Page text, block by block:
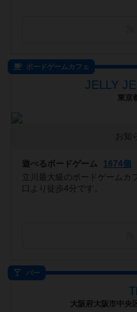
ボードゲームカフェ
JELLY
東京
お知
遊べるボードゲーム
1674個
立川最大級のボードゲームカ
口より徒歩4分です。
バー
大阪府大阪市中央